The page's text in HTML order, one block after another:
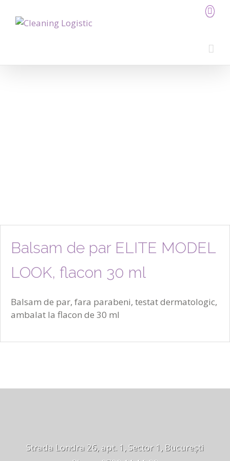
Balsam de par ELITE MODEL
LOOK, flacon 30 ml
Balsam de par, fara parabeni, testat dermatologic,
ambalat la flacon de 30 ml
Strada Londra 26, apt. 1, Sector 1, București